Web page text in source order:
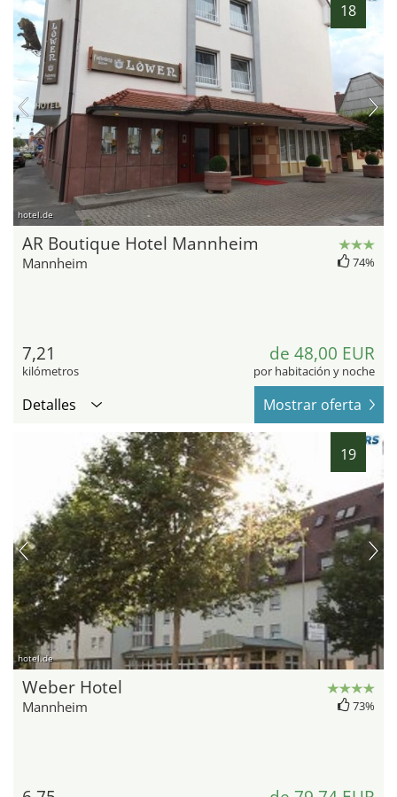
18
hotel.de
AR Boutique Hotel Mannheim
Mannheim 74%
7,21
kilómetros
de 48,00 EUR
por habitación y noche
Detalles Mostrar oferta
19
hotel.de
Weber Hotel
Mannheim 73%